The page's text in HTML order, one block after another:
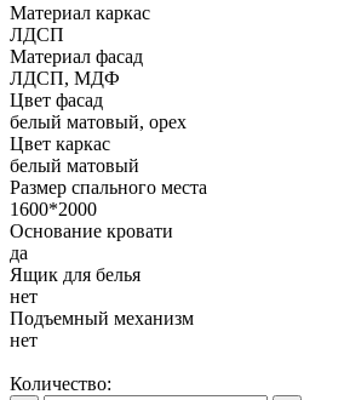
Материал каркас
ЛДСП
Материал фасад
ЛДСП, МДФ
Цвет фасад
белый матовый, орех
Цвет каркас
белый матовый
Размер спального места
1600*2000
Основание кровати
да
Ящик для белья
нет
Подъемный механизм
нет
Количество: